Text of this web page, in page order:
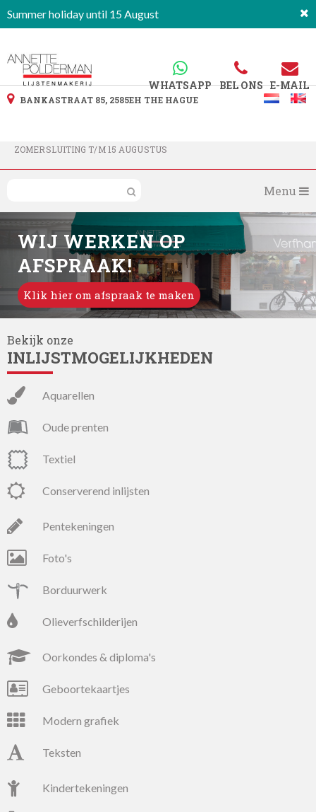
Summer holiday until 15 August
WHATSAPP BEL ONS E-MAIL
BANKASTRAAT 85, 2585EH THE HAGUE
ZOMERSLUITING T/M 15 AUGUSTUS
Menu
WIJ WERKEN OP
AFSPRAAK!
Klik hier om afspraak te maken
Bekijk onze
INLIJSTMOGELIJKHEDEN
aquarellen
oude prenten
textiel
conserverend inlijsten
pentekeningen
foto's
borduurwerk
olieverfschilderijen
oorkondes & diploma's
geboortekaartjes
modern grafiek
teksten
kindertekeningen